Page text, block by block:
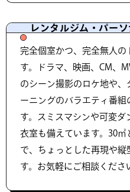
レンタルジム・パー
完全個室かつ、完全無人の
す。ドラマ、映画、CM、
のシーン撮影のロケ地や
ーニングのバラエティ番組
す。スミスマシンや可変
衣室も備えています。30
で、ちょっとした再現や
す。お気軽にご相談くださ